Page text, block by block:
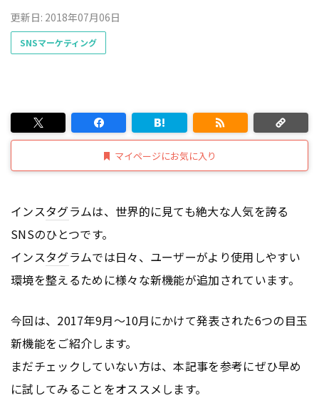
更新日: 2018年07月06日
SNSマーケティング
マイページにお気に入り
インスタグラムは、世界的に見ても絶大な人気を誇る
SNSのひとつです。
インスタグラムでは日々、ユーザーがより使用しやすい
環境を整えるために様々な新機能が追加されています。
今回は、2017年9月〜10月にかけて発表された6つの目玉
新機能をご紹介します。
まだチェックしていない方は、本記事を参考にぜひ早め
に試してみることをオススメします。